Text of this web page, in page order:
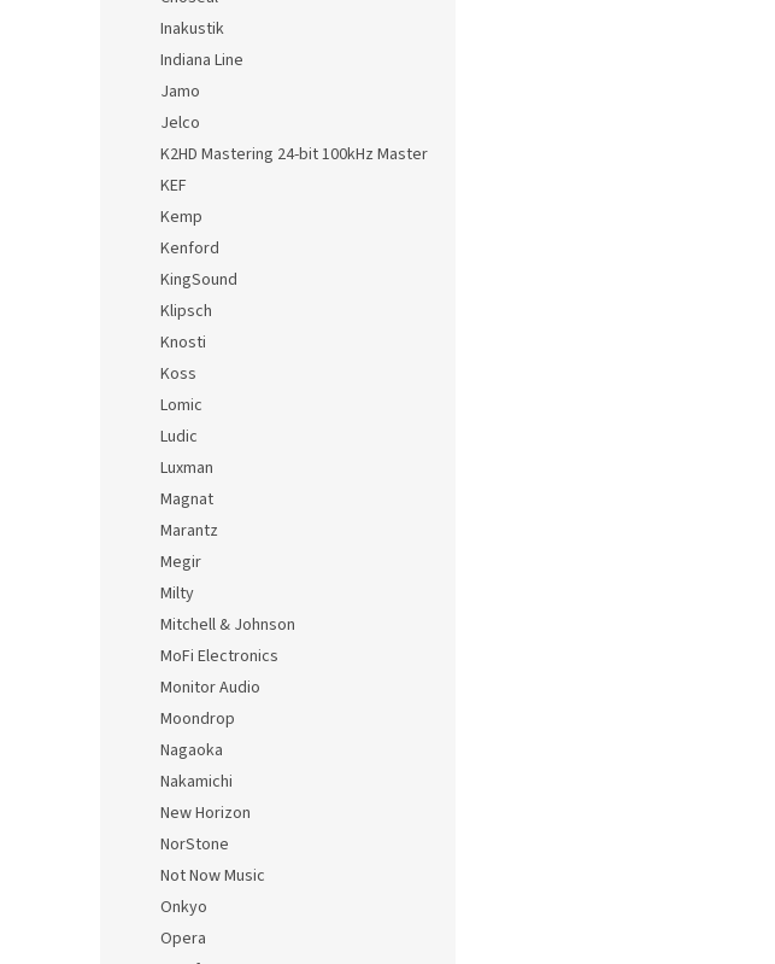
Inakustik
Indiana Line
Jamo
Jelco
K2HD Mastering 24-bit 100kHz Master
KEF
Kemp
Kenford
KingSound
Klipsch
Knosti
Koss
Lomic
Ludic
Luxman
Magnat
Marantz
Megir
Milty
Mitchell & Johnson
MoFi Electronics
Monitor Audio
Moondrop
Nagaoka
Nakamichi
New Horizon
NorStone
Not Now Music
Onkyo
Opera